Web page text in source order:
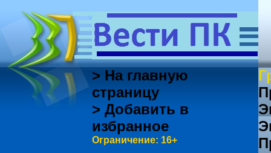
> На главную
страницу
> Добавить в
избранное
Ограничение: 16+